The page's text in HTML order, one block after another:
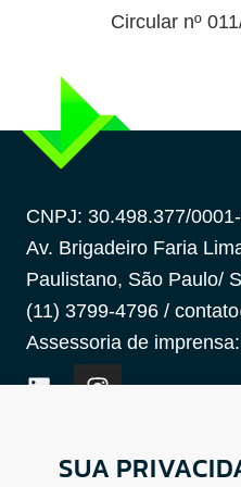
Circular nº
CNPJ: 30.498.377/
Av. Brigadeiro Faria
Paulistano, São Paulo/
(11) 3799-4796 /
Assessoria de
Termo de Privacidade
SUA